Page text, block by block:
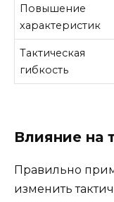
Повышение
характеристик
Тактическая
гибкость
Влияние на
Правильно
изменить